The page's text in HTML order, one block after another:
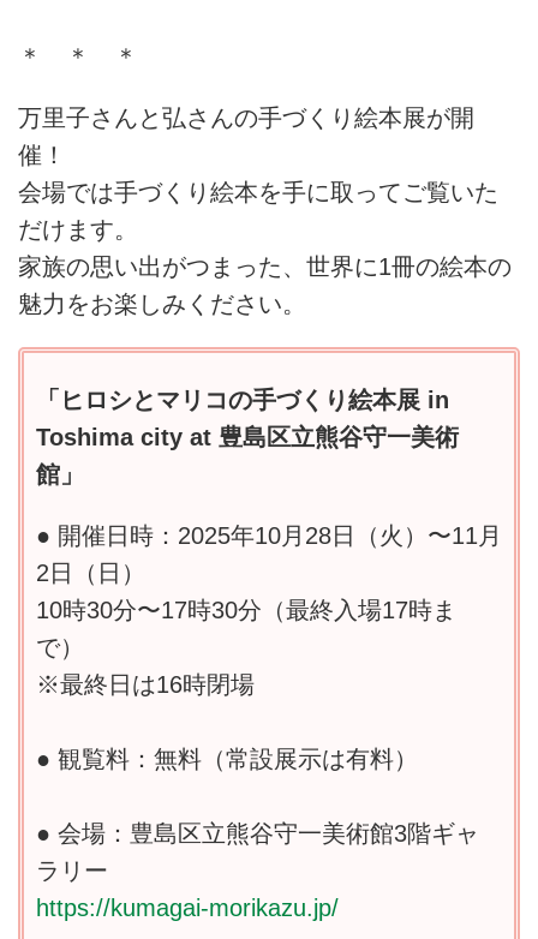
＊ ＊ ＊
万里子さんと弘さんの手づくり絵本展が開
催！
会場では手づくり絵本を手に取ってご覧いた
だけます。
家族の思い出がつまった、世界に1冊の絵本の
魅力をお楽しみください。
「ヒロシとマリコの手づくり絵本展 in
Toshima city at 豊島区立熊谷守一美術
館」
● 開催日時：2025年10月28日（火）〜11月
2日（日）
10時30分〜17時30分（最終入場17時ま
で）
※最終日は16時閉場
● 観覧料：無料（常設展示は有料）
● 会場：豊島区立熊谷守一美術館3階ギャ
ラリー
https://kumagai-morikazu.jp/